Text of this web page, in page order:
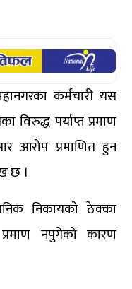
कर्मचारी यस
विरुद्ध पर्याप्त प्रमाण
आरोप प्रमाणित हुन
छ ।
निकायको ठेक्का
नपुगेको कारण